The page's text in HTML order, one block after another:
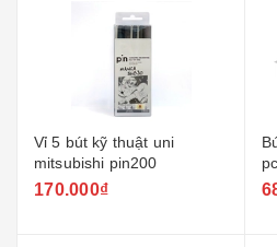
Vỉ 5 bút kỹ thuật uni
mitsubishi pin200
170.000₫